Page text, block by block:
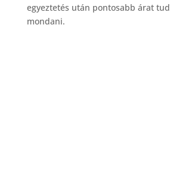
egyeztetés után pontosabb árat
mondani.